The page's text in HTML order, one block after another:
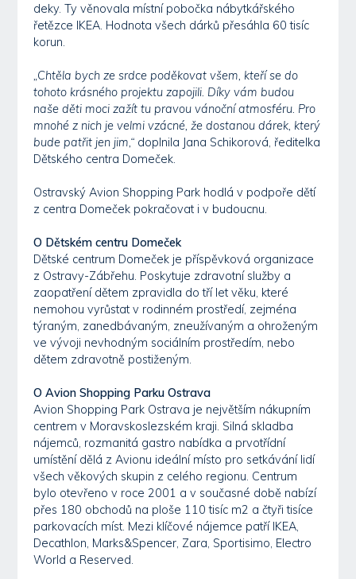
deky. Ty věnovala místní pobočka nábytkářského
řetězce IKEA. Hodnota všech dárků přesáhla 60 tisíc
korun.
„Chtěla bych ze srdce poděkovat všem, kteří se do
tohoto krásného projektu zapojili. Díky vám budou
naše děti moci zažít tu pravou vánoční atmosféru. Pro
mnohé z nich je velmi vzácné, že dostanou dárek, který
bude patřit jen jim,“ doplnila Jana Schikorová, ředitelka
Dětského centra Domeček.
Ostravský Avion Shopping Park hodlá v podpoře dětí
z centra Domeček pokračovat i v budoucnu.
O Dětském centru Domeček
Dětské centrum Domeček je příspěvková organizace
z Ostravy-Zábřehu. Poskytuje zdravotní služby a
zaopatření dětem zpravidla do tří let věku, které
nemohou vyrůstat v rodinném prostředí, zejména
týraným, zanedbávaným, zneužívaným a ohroženým
ve vývoji nevhodným sociálním prostředím, nebo
dětem zdravotně postiženým.
O Avion Shopping Parku Ostrava
Avion Shopping Park Ostrava je největším nákupním
centrem v Moravskoslezském kraji. Silná skladba
nájemců, rozmanitá gastro nabídka a prvotřídní
umístění dělá z Avionu ideální místo pro setkávání lidí
všech věkových skupin z celého regionu. Centrum
bylo otevřeno v roce 2001 a v současné době nabízí
přes 180 obchodů na ploše 110 tisíc m2 a čtyři tisíce
parkovacích míst. Mezi klíčové nájemce patří IKEA,
Decathlon, Marks&Spencer, Zara, Sportisimo, Electro
World a Reserved.